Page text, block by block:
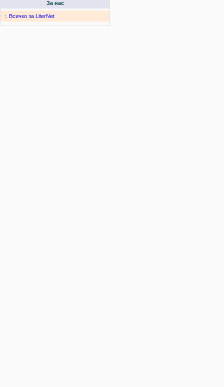
За нас
:. Всичко за LiterNet